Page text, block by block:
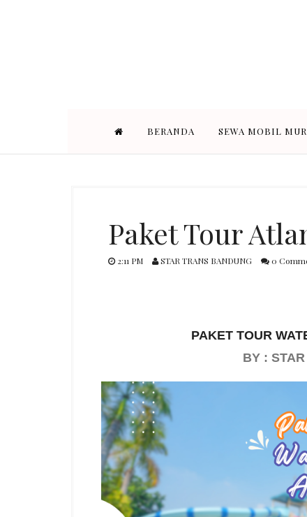
STAR TRANS BANDUNG
BERANDA SEWA MOBIL
Paket Tour
2:11 PM STAR TRANS BANDUNG 0
PAKET TOUR
BY :